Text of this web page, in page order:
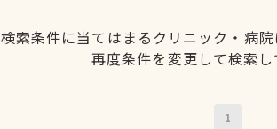
検索条件に当てはまるクリニック・病院
再度条件を変更して検索し
1